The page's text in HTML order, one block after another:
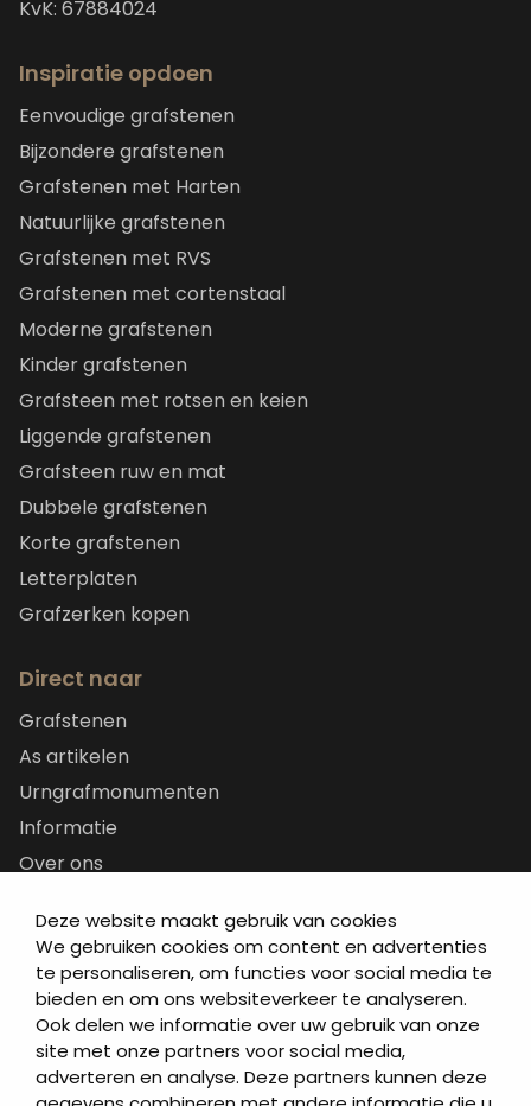
Deze website maakt gebruik van cookies
We gebruiken cookies om content en advertenties
te personaliseren, om functies voor social media te
bieden en om ons websiteverkeer te analyseren.
Ook delen we informatie over uw gebruik van onze
site met onze partners voor social media,
adverteren en analyse. Deze partners kunnen deze
KvK: 67884024
Inspiratie opdoen
Eenvoudige grafstenen
Bijzondere grafstenen
Grafstenen met Harten
Natuurlijke grafstenen
Grafstenen met RVS
Grafstenen met cortenstaal
Moderne grafstenen
Kinder grafstenen
Grafsteen met rotsen en keien
Liggende grafstenen
Grafsteen ruw en mat
Dubbele grafstenen
Korte grafstenen
Letterplaten
Grafzerken kopen
Direct naar
Grafstenen
As artikelen
Urngrafmonumenten
Informatie
Over ons
Artea in de buurt
Onze werkwijze
Urnen en as sieraden webshop
Volg ons op: